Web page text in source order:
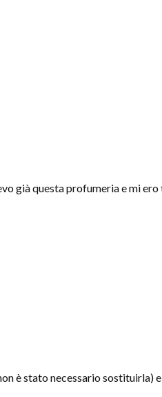
già questa profumeria e mi
è stato necessario sostituirla)